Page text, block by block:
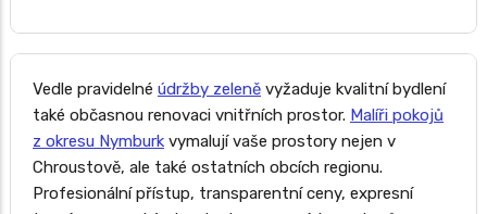
Vedle pravidelné údržby zeleně vyžaduje kvalitní bydlení
také občasnou renovaci vnitřních prostor. Malíři pokojů
z okresu Nymburk vymalují vaše prostory nejen v
Chroustově, ale také ostatních obcích regionu.
Profesionální přístup, transparentní ceny, expresní